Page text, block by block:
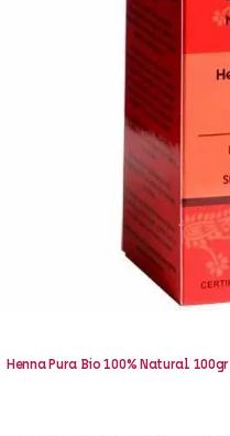
Henna Pura Bio 100% Natural 100gr